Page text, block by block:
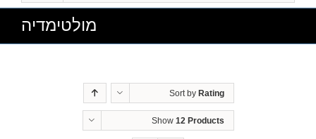
מולטימדיה
Sort by Rating
Show 12 Products